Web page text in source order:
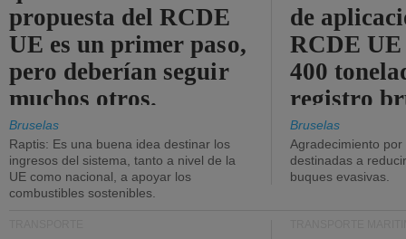
propuesta del RCDE
UE es un primer paso,
pero deberían seguir
muchos otros.
Bruselas
Raptis: Es una buena idea destinar los
ingresos del sistema, tanto a nivel de la
UE como nacional, a apoyar los
combustibles sostenibles.
de
RCDE UE
400
registro
Bruselas
Agradecimiento
destinadas a
buques evasivas.